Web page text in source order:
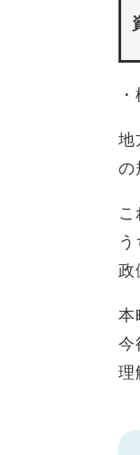
地
の
政
本
今
理